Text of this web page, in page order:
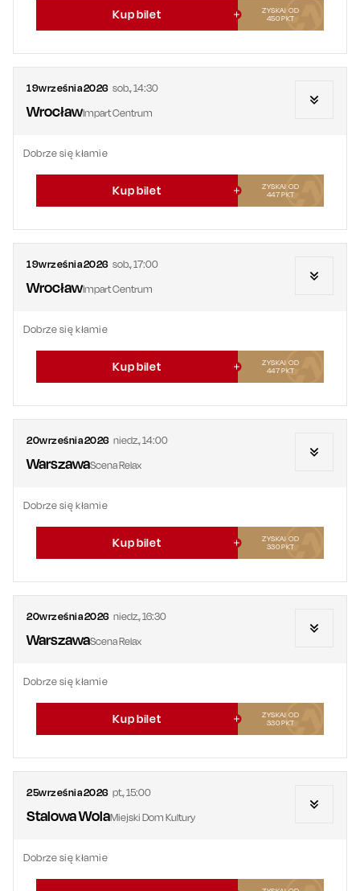
Kup bilet
ZYSKAJ OD
450PKT
19września2026 sob.,14:30
WrocławImpart Centrum
Dobrze się kłamie
Kup bilet
ZYSKAJ OD
447PKT
19września2026 sob.,17:00
WrocławImpart Centrum
Dobrze się kłamie
Kup bilet
ZYSKAJ OD
447PKT
20września2026 niedz.,14:00
WarszawaScena Relax
Dobrze się kłamie
Kup bilet
ZYSKAJ OD
330PKT
20września2026 niedz.,16:30
WarszawaScena Relax
Dobrze się kłamie
Kup bilet
ZYSKAJ OD
330PKT
25września2026 pt.,15:00
Stalowa WolaMiejski Dom Kultury
Dobrze się kłamie